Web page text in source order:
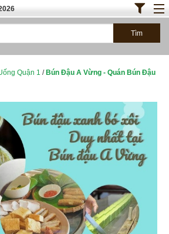
Quận 1 / Bún Đậu A Vừng - Quán Bún Đậu